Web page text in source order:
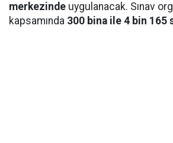
merkezinde uygulanacak. Sınav
kapsamında 300 bina ile 4 bin 165